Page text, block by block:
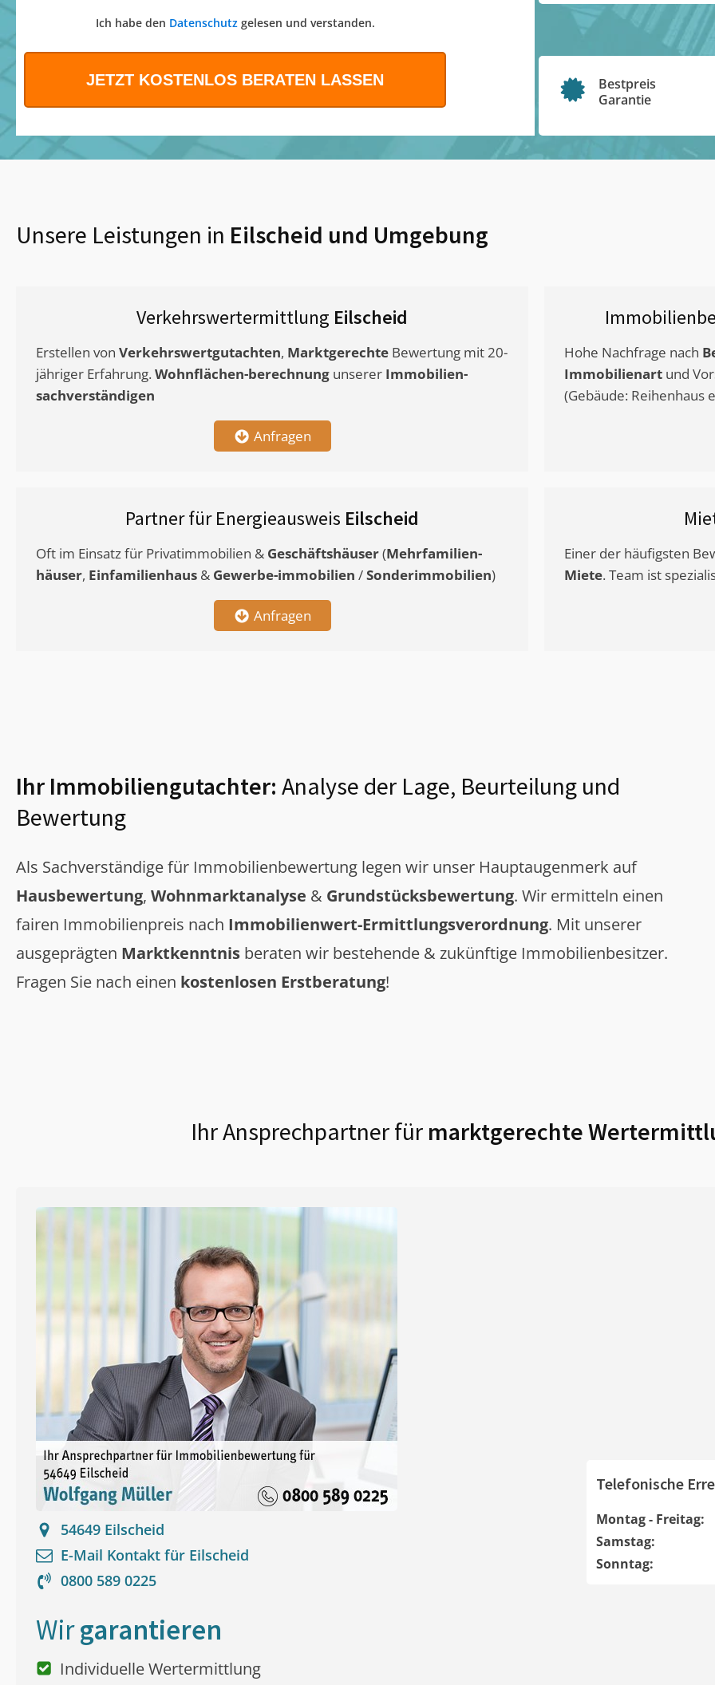
Ich habe den Datenschutzgelesen und verstanden.
Bestpreis
Garantie
Unsere Leistungen in Eilscheid und Umgebung
Verkehrswertermittlung Eilscheid
Erstellen von Verkehrswertgutachten, Marktgerechte Bewertung mit 20-
jähriger Erfahrung. Wohnflächen-berechnung unserer Immobilien-
sachverständigen
Anfragen
Hohe Nachfrage nach
Immobilienart und
(Gebäude: Reihenhaus
Partner für Energieausweis Eilscheid
Oft im Einsatz für Privatimmobilien & Geschäftshäuser(Mehrfamilien-
häuser, Einfamilienhaus & Gewerbe-immobilien /Sonderimmobilien)
Anfragen
Einer der häufigsten
Miete. Team ist
Ihr Immobiliengutachter: Analyse der Lage, Beurteilung und
Bewertung
Als Sachverständige für Immobilienbewertung legen wir unser Hauptaugenmerk auf
Hausbewertung, Wohnmarktanalyse & Grundstücksbewertung. Wir ermitteln einen
fairen Immobilienpreis nach Immobilienwert-Ermittlungsverordnung. Mit unserer
ausgeprägten Marktkenntnis beraten wir bestehende & zukünftige Immobilienbesitzer.
Fragen Sie nach einen kostenlosen Erstberatung!
Ihr Ansprechpartner fürmarktgerechte
54649 Eilscheid
E-Mail Kontakt für Eilscheid
0800 589 0225
Telefonische
Montag - Freitag:
Samstag:
Sonntag:
Wirgarantieren
Individuelle Wertermittlung